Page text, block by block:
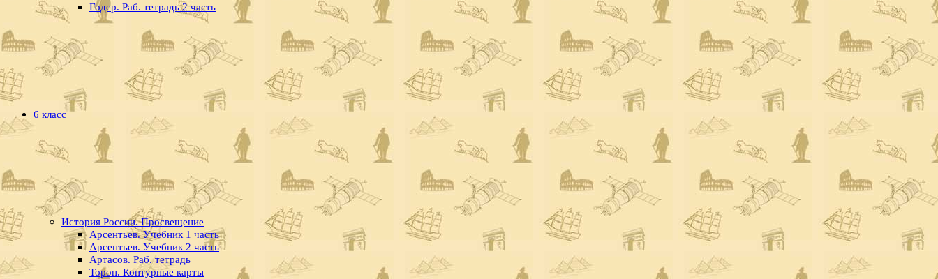
Годер. Раб. тетрадь 2 часть
6 класс
История России. Просвещение
Арсентьев. Учебник 1 часть
Арсентьев. Учебник 2 часть
Артасов. Раб. тетрадь
Тороп. Контурные карты